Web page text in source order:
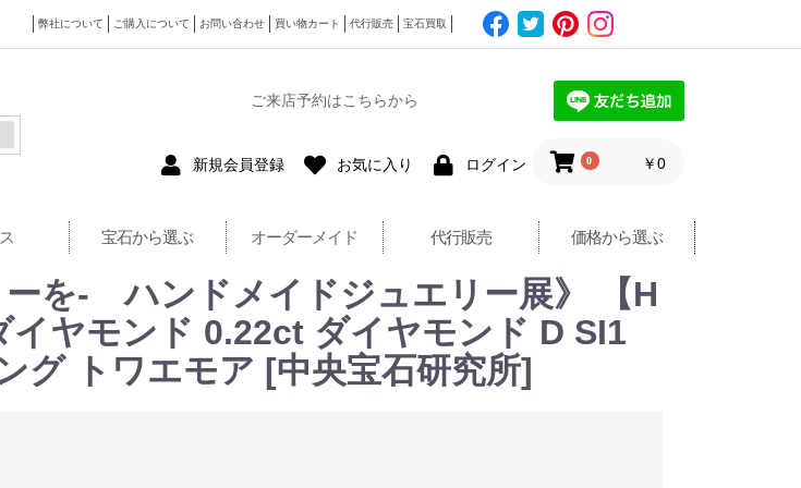
弊社について ご購入について お問い合わせ 買い物カート 代行販売 宝石買取
ご来店予約はこちらから
新規会員登録 お気に入り ログイン 0 ￥0
宝石から選ぶ オーダーメイド 代行販売 価格から選ぶ
ーを- ハンドメイドジュエリー展》 【H
ヤモンド 0.22ct ダイヤモンド D SI1
グ トワエモア [中央宝石研究所]